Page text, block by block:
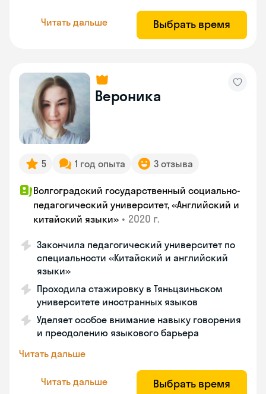
Читать дальше Выбрать время
Вероника
5 1 год опыта 3 отзыва
Волгоградский государственный социально-
педагогический университет, «Английский и
китайский языки» • 2020 г.
Закончила педагогический университет по
специальности «Китайский и английский
языки»
Проходила стажировку в Тяньцзиньском
университете иностранных языков
Уделяет особое внимание навыку говорения
и преодолению языкового барьера
Читать дальше
Читать дальше Выбрать время